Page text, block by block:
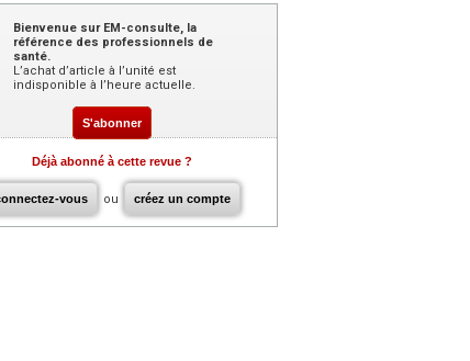
Bienvenue sur EM-consulte, la
référence des professionnels de
santé.
L’achat d’article à l’unité est
indisponible à l’heure actuelle.
S'abonner
Déjà abonné à cette revue ?
vous ou créez un compte